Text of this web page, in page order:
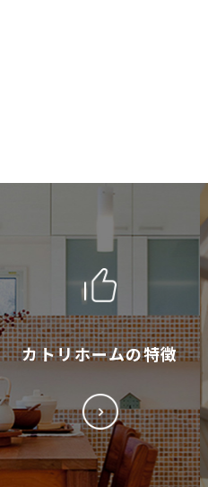
カトリホームの特徴